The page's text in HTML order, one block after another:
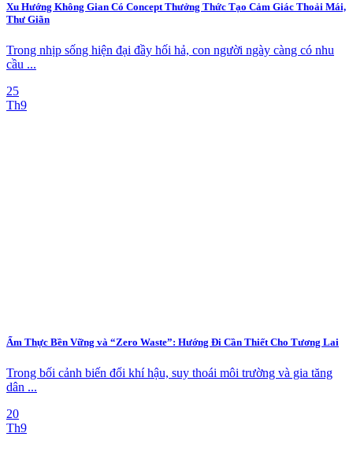
Xu Hướng Không Gian Có Concept Thưởng Thức Tạo Cảm Giác Thoải Mái,
Thư Giãn
Trong nhịp sống hiện đại đầy hối hả, con người ngày càng có nhu
cầu ...
25
Th9
Ẩm Thực Bền Vững và “Zero Waste”: Hướng Đi Cần Thiết Cho Tương Lai
Trong bối cảnh biến đổi khí hậu, suy thoái môi trường và gia tăng
dân ...
20
Th9